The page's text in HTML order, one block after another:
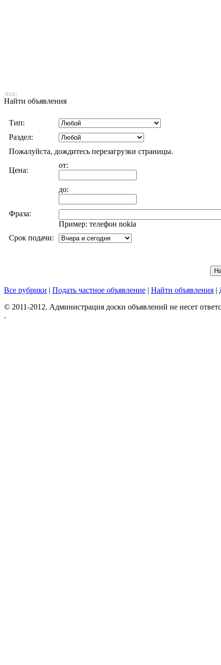
БАД
Найти объявления
Тип:
Раздел:
Пожалуйста, дождитесь перезагрузки страницы.
Цена:
от:
до:
Фраза:
Пример: телефон nokia
Срок подачи:
Все рубрики | Подать частное объявление | Найти объявления |
© 2011-2012. Администрация доски объявлений не несет
.